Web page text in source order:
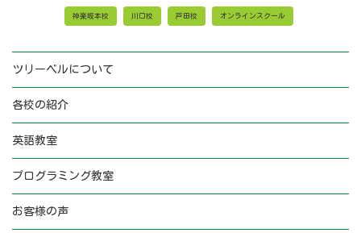
神楽坂本校 川口校 戸田校 オンラインスクール
ツリーベルについて
各校の紹介
英語教室
プログラミング教室
お客様の声